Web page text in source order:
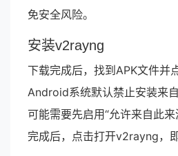
免安全风险。
安装v2rayng
下载完成后，找到APK文件并
Android系统默认禁止安装来
可能需要先启用“允许来自此
完成后，点击打开v2rayng，